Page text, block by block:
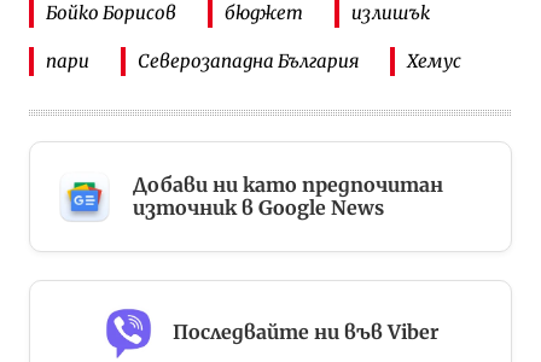
Бойко Борисов бюджет излишък
пари Северозападна България Хемус
Добави ни като предпочитан
източник в Google News
Последвайте ни във Viber